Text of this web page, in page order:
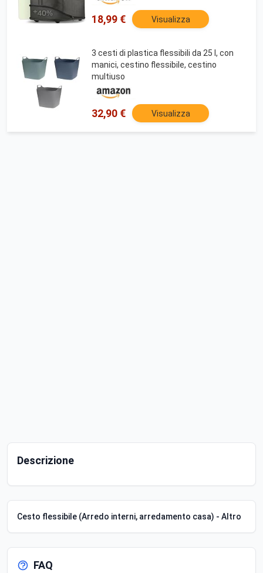
Extra interne ed esterne – Nero
18,99 € Visualizza
3 cesti di plastica flessibili da 25 l, con
manici, cestino flessibile, cestino
multiuso
32,90 € Visualizza
Descrizione
Cesto flessibile (Arredo interni, arredamento casa) - Altro
FAQ